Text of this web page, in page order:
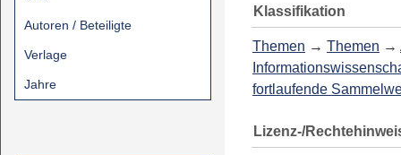
Autoren / Beteiligte
Verlage
Jahre
Klassifikation
Themen → Themen →
fortlaufende
Lizenz-/